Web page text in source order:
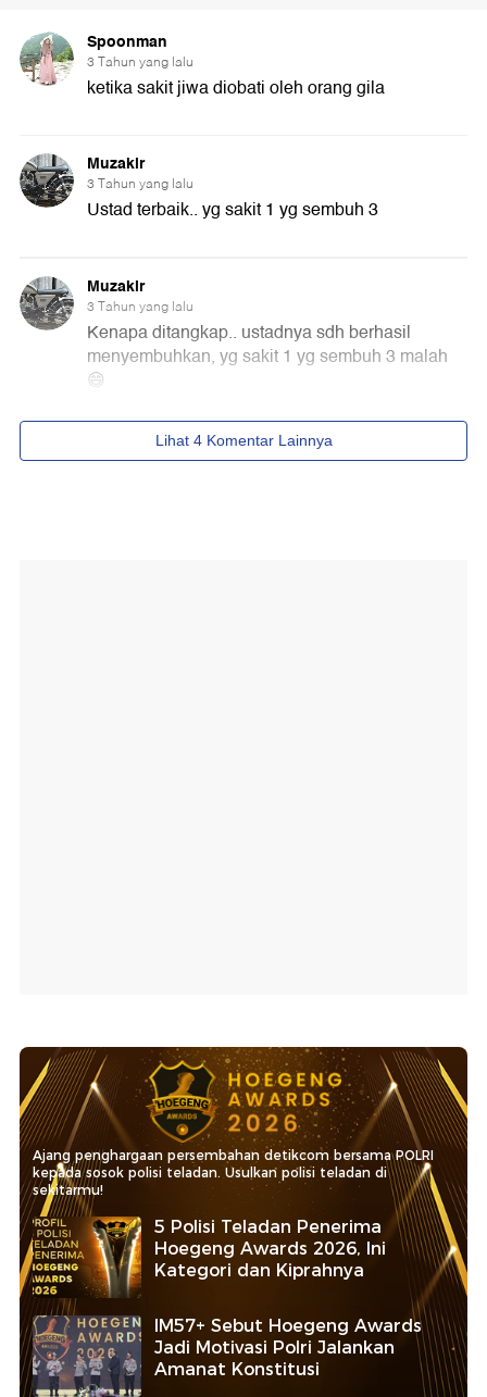
Ajang penghargaan persembahan detikcom bersama POLRI
kepada sosok polisi teladan. Usulkan polisi teladan di
sekitarmu!
5 Polisi Teladan Penerima
Hoegeng Awards 2026, Ini
Kategori dan Kiprahnya
IM57+ Sebut Hoegeng Awards
Jadi Motivasi Polri Jalankan
Amanat Konstitusi